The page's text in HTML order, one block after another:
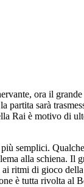
ora il
sarà
Rai è motivo di
semplici.
alla schiena. Il
ritmi di gioco
è tutta rivolta al